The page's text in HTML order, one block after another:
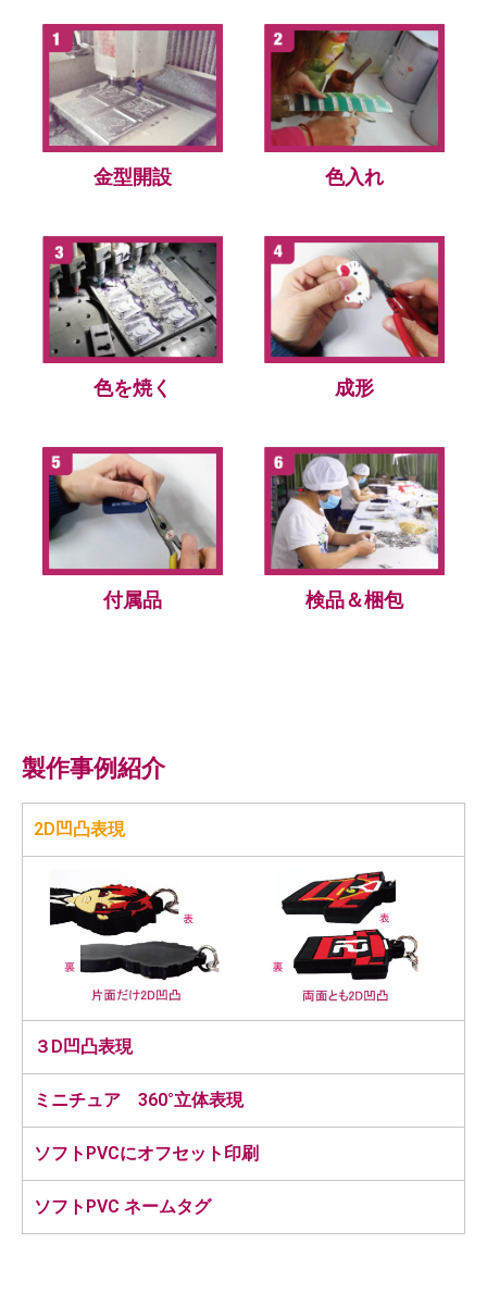
金型開設 色入れ
色を焼く 成形
付属品 検品＆梱包
製作事例紹介
2D凹凸表現
３D凹凸表現
ミニチュア 360°立体表現
ソフトPVCにオフセット印刷
ソフトPVC ネームタグ